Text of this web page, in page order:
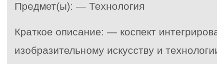
Предмет(ы): — Технология
Краткое описание: — коспект
изобразительному искусству и